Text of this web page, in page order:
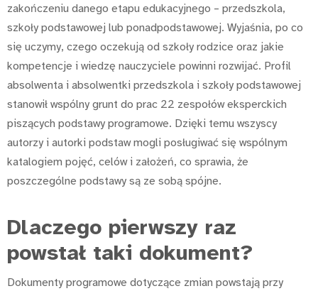
zakończeniu danego etapu edukacyjnego – przedszkola,
szkoły podstawowej lub ponadpodstawowej. Wyjaśnia, po co
się uczymy, czego oczekują od szkoły rodzice oraz jakie
kompetencje i wiedzę nauczyciele powinni rozwijać. Profil
absolwenta i absolwentki przedszkola i szkoły podstawowej
stanowił wspólny grunt do prac 22 zespołów eksperckich
piszących podstawy programowe. Dzięki temu wszyscy
autorzy i autorki podstaw mogli posługiwać się wspólnym
katalogiem pojęć, celów i założeń, co sprawia, że
poszczególne podstawy są ze sobą spójne.
Dlaczego pierwszy raz
powstał taki dokument?
Dokumenty programowe dotyczące zmian powstają przy